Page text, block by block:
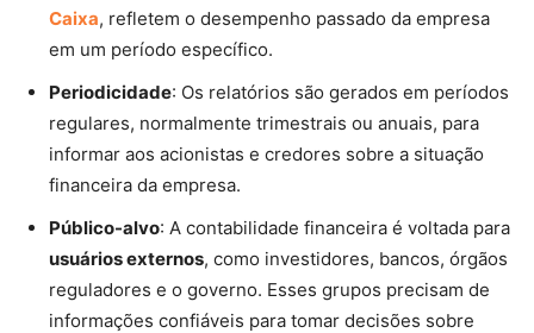
Caixa, refletem o desempenho passado da empresa
em um período específico.
Periodicidade: Os relatórios são gerados em períodos
regulares, normalmente trimestrais ou anuais, para
informar aos acionistas e credores sobre a situação
financeira da empresa.
Público-alvo: A contabilidade financeira é voltada para
usuários externos, como investidores, bancos, órgãos
reguladores e o governo. Esses grupos precisam de
informações confiáveis para tomar decisões sobre